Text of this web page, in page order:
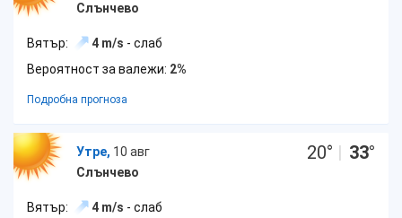
Слънчево
Вятър: 4 m/s - слаб
Вероятност за валежи: 2%
Подробна прогноза
Утре, 10 авг
Слънчево
20° | 33°
Вятър: 4 m/s - слаб